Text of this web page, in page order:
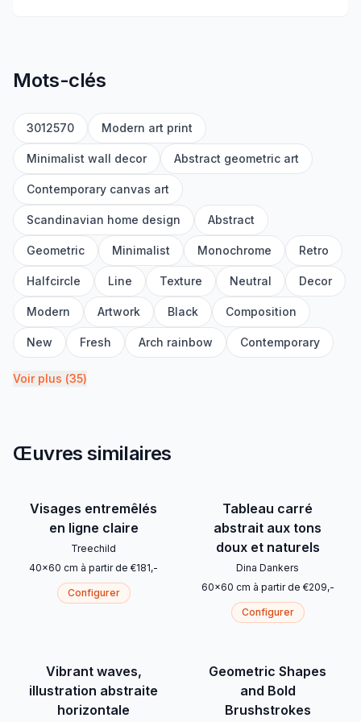
Mots-clés
3012570 Modern art print
Minimalist wall decor Abstract geometric art
Contemporary canvas art
Scandinavian home design Abstract
Geometric Minimalist Monochrome Retro
Halfcircle Line Texture Neutral Decor
Modern Artwork Black Composition
New Fresh Arch rainbow Contemporary
Voir plus (35)
Œuvres similaires
Visages entremêlés
en ligne claire
Treechild
40x60 cm à partir de €181,-
Configurer
Tableau carré
abstrait aux tons
doux et naturels
Dina Dankers
60x60 cm à partir de €209,-
Configurer
Vibrant waves,
illustration abstraite
horizontale
Geometric Shapes
and Bold
Brushstrokes